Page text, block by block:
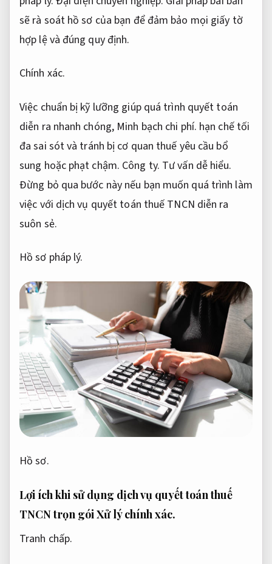
sẽ rà soát hồ sơ của bạn để đảm bảo mọi giấy tờ
hợp lệ và đúng quy định.
Chính xác.
Việc chuẩn bị kỹ lưỡng giúp quá trình quyết toán
diễn ra nhanh chóng, Minh bạch chi phí. hạn chế tối
đa sai sót và tránh bị cơ quan thuế yêu cầu bổ
sung hoặc phạt chậm. Công ty. Tư vấn dễ hiểu.
Đừng bỏ qua bước này nếu bạn muốn quá trình làm
việc với dịch vụ quyết toán thuế TNCN diễn ra
suôn sẻ.
Hồ sơ pháp lý.
Hồ sơ.
Lợi ích khi sử dụng dịch vụ quyết toán thuế
TNCN trọn góiXử lý chính xác.
Tranh chấp.